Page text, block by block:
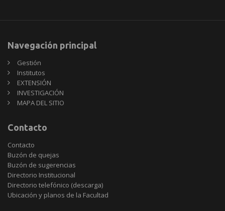
Navegación principal
Gestión
Institutos
EXTENSIÓN
INVESTIGACIÓN
MAPA DEL SITIO
Contacto
Contacto
Buzón de quejas
Buzón de sugerencias
Directorio Institucional
Directorio telefónico (descarga)
Ubicación y planos de la Facultad